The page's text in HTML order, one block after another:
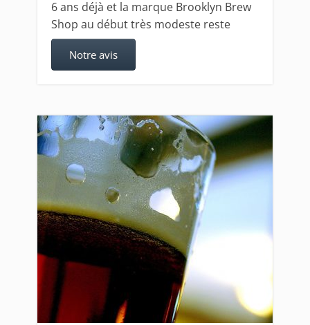
6 ans déjà et la marque Brooklyn Brew
Shop au début très modeste reste
Notre avis